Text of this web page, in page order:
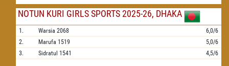
NOTUN KURI GIRLS SPORTS 2025-26, DHAKA
1. Warsia 2068
6,0/6
2.
Marufa 1519
5,0/6
3.
Sidratul 1541 4,5/6